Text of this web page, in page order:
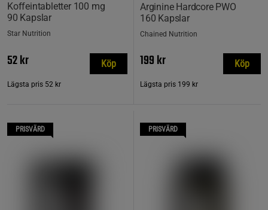
Koffeintabletter 100 mg
90 Kapslar
Star Nutrition
52 kr
Lägsta pris 52 kr
Köp
Arginine Hardcore PWO
160 Kapslar
Chained Nutrition
199 kr
Lägsta pris 199 kr
Köp
PRISVÄRD PRISVÄRD